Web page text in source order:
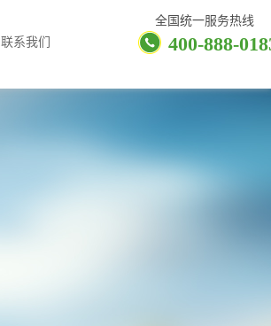
全国统一服务热线
400-888-
联系我们